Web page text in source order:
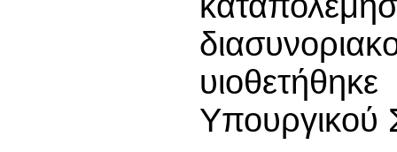
Υπουργικού